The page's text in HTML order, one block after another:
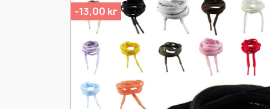
-13,00 kr